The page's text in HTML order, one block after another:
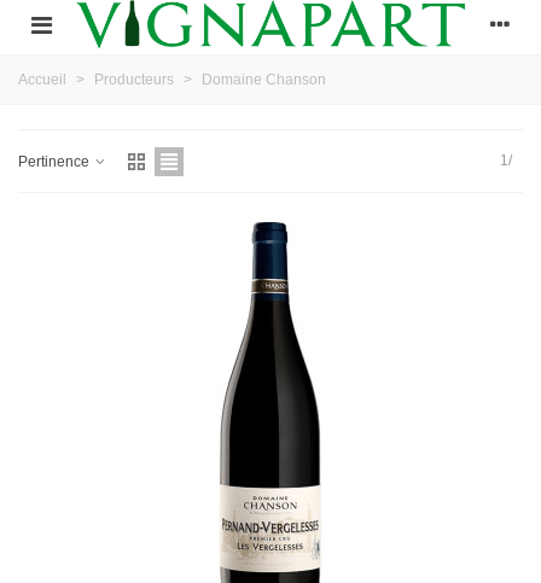
Accueil > Producteurs > Domaine Chanson
Pertinence 1/